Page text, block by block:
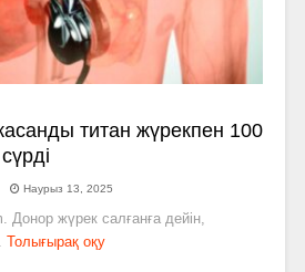
титан жүрекпен 100
Наурыз 13, 2025
Донор жүрек салғанға дейін,
Толығырақ оқу